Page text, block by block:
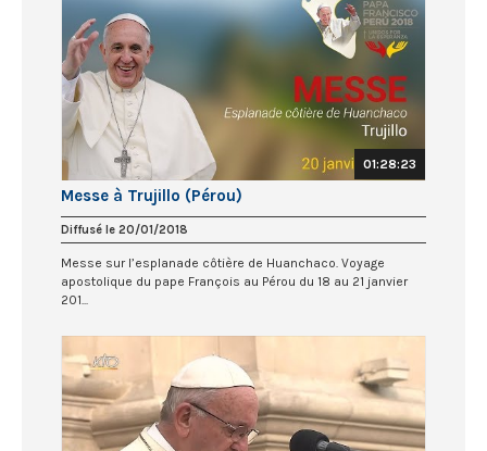
01:28:23
Messe à Trujillo (Pérou)
Diffusé le 20/01/2018
Messe sur l’esplanade côtière de Huanchaco. Voyage
apostolique du pape François au Pérou du 18 au 21 janvier
201...